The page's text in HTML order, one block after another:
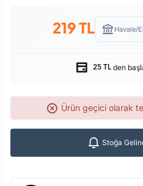
219TL Havale/
25 TL den
Ürün geçici olarak
Stoğa